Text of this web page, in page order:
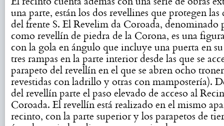
una parte, están los dos revellines que protegen las
del frente S. El Revelim da Coroada, denominado
como revellín de piedra de la Corona, es una
con la gola en ángulo que incluye una puerta en
tres rampas en la parte interior desde las que se
parapeto del revellín en el que se abren ocho
revestidas con ladrillo y otras con mampostería).
del revellín parte el paso elevado de acceso al
Coroada. El revellín está realizado en el mismo
recinto, con la parte superior y los parapetos de